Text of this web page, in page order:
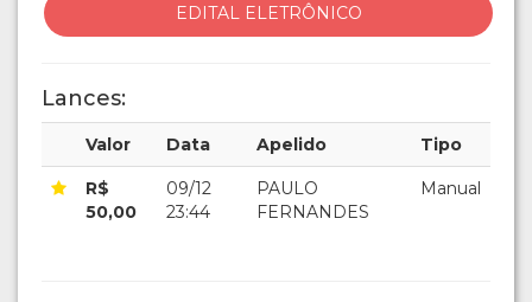
EDITAL ELETRÔNICO
Lances:
Valor Data Apelido Tipo
R$
50,00
09/12
23:44
PAULO
FERNANDES
Manual